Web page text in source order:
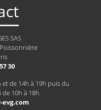
SAS
30
de 14h à 19h puis du
10h à 18h